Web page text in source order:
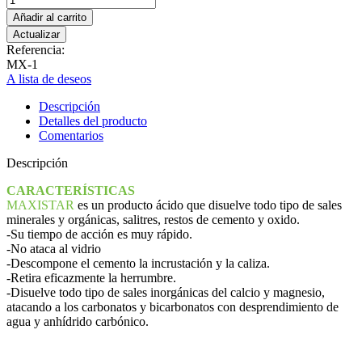
Añadir al carrito
Referencia:
MX-1
A lista de deseos
Descripción
Detalles del producto
Comentarios
Descripción
CARACTERÍSTICAS
MAXISTAR es un producto ácido que disuelve todo tipo de sales
minerales y orgánicas, salitres, restos de cemento y oxido.
-Su tiempo de acción es muy rápido.
-No ataca al vidrio
-Descompone el cemento la incrustación y la caliza.
-Retira eficazmente la herrumbre.
-Disuelve todo tipo de sales inorgánicas del calcio y magnesio,
atacando a los carbonatos y bicarbonatos con desprendimiento de
agua y anhídrido carbónico.